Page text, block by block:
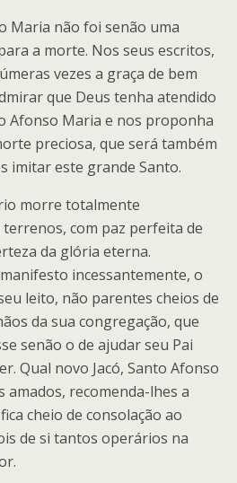
Maria não foi senão uma
a morte. Nos seus escritos,
vezes a graça de bem
que Deus tenha atendido
Afonso Maria e nos proponha
preciosa, que será também
imitar este grande Santo.
morre totalmente
com paz perfeita de
da glória eterna.
incessantemente, o
leito, não parentes cheios de
da sua congregação, que
senão o de ajudar seu Pai
Qual novo Jacó, Santo Afonso
amados, recomenda-lhes a
cheio de consolação ao
de si tantos operários na